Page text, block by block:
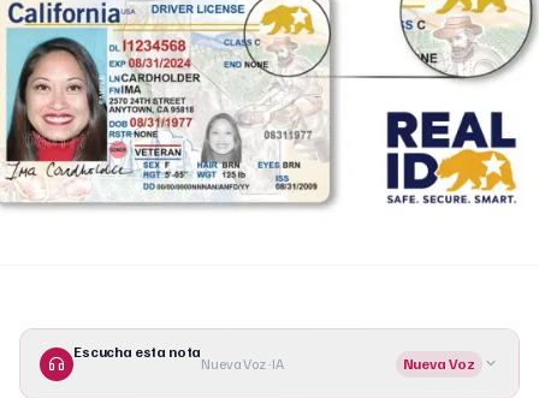
Escucha esta nota
Nueva Voz · IA Nueva Voz